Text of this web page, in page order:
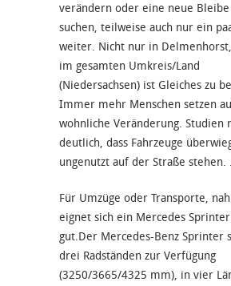
verändern oder eine neue Bleibe
suchen, teilweise auch nur ein
weiter. Nicht nur in
im gesamten Umkreis/Land
(Niedersachsen) ist Gleiches zu
Immer mehr Menschen setzen
wohnliche Veränderung. Studien
deutlich, dass Fahrzeuge
ungenutzt auf der Straße stehen. .
Für Umzüge oder Transporte,
eignet sich ein Mercedes
gut.Der Mercedes-Benz Sprinter
drei Radständen zur Verfügung
(3250/3665/4325 mm), in vier